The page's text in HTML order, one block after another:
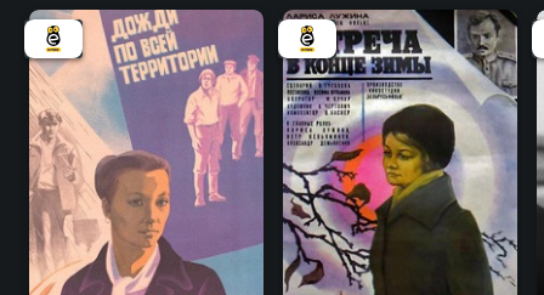
селении Неизвестный и позвал обездоленных
людей к борьбе. И народ восстал...